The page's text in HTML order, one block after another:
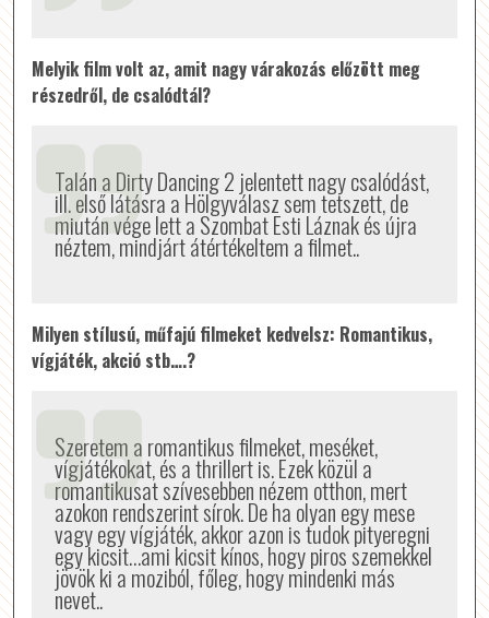
Melyik film volt az, amit nagy várakozás előzött meg
részedről, de csalódtál?
Talán a Dirty Dancing 2 jelentett nagy csalódást,
ill. első látásra a Hölgyválasz sem tetszett, de
miután vége lett a Szombat Esti Láznak és újra
néztem, mindjárt átértékeltem a filmet..
Milyen stílusú, műfajú filmeket kedvelsz: Romantikus,
vígjáték, akció stb….?
Szeretem a romantikus filmeket, meséket,
vígjátékokat, és a thrillert is. Ezek közül a
romantikusat szívesebben nézem otthon, mert
azokon rendszerint sírok. De ha olyan egy mese
vagy egy vígjáték, akkor azon is tudok pityeregni
egy kicsit…ami kicsit kínos, hogy piros szemekkel
jövök ki a moziból, főleg, hogy mindenki más
nevet..